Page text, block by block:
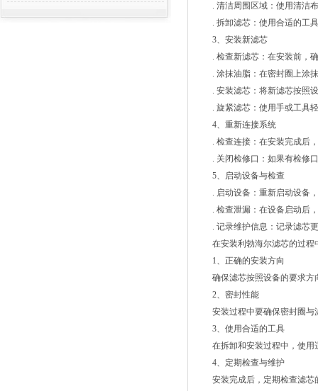
. 清洁周围区域：使用清洁布
. 拆卸滤芯：使用合适的工具
3、安装新滤芯
. 检查新滤芯：在安装前，确
. 涂抹油脂：在密封圈上涂抹
. 安装滤芯：将新滤芯按照设
. 旋紧滤芯：使用手或工具轻
4、重新连接系统
. 检查连接：在安装完成后，
. 关闭检修口：如果有检修口
5、启动设备与检查
. 启动设备：重新启动设备，
. 检查泄漏：在设备启动后，
. 记录维护信息：记录滤芯更
在安装利勃海尔滤芯的过程
1、正确的安装方向
确保滤芯按照设备的要求方
2、密封性能
安装过程中要确保密封圈与
3、使用合适的工具
在拆卸和安装过程中，使用
4、定期检查与维护
安装完成后，定期检查滤芯